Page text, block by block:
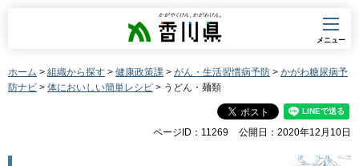
香川県
メニュー
ホーム > 組織から探す > 健康政策課 > がん・生活習慣病予防 > かがわ糖尿病予
防ナビ > 体においしい簡単レシピ > うどん・麺類
ページID：11269 公開日：2020年12月10日